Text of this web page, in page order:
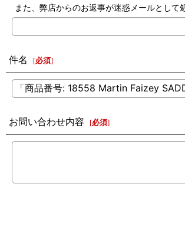
また、弊店からのお返事が迷惑メールとして
件名 [必須]
お問い合わせ内容 [必須]